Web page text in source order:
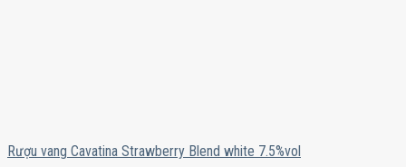
Rượu vang Cavatina Strawberry Blend white 7.5%vol